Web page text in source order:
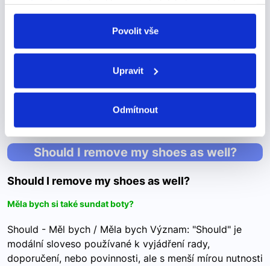
odvolat v nastavení cookies, případně se obrátit na
Povolit vše
Upravit
Odmítnout
"estos"
Ukazovací zájmena: este – tento estos – tito,toto esta –
tato estas – tyto Vždy jdou ve shodě v rodě a v čísle s
podstatným jménem: Este es Pedro – toto je Pedro
Should I remove my shoes as well?
Should I remove my shoes as well?
Měla bych si také sundat boty?
Should - Měl bych / Měla bych Význam: "Should" je
modální sloveso používané k vyjádření rady,
doporučení, nebo povinnosti, ale s menší mírou nutnosti